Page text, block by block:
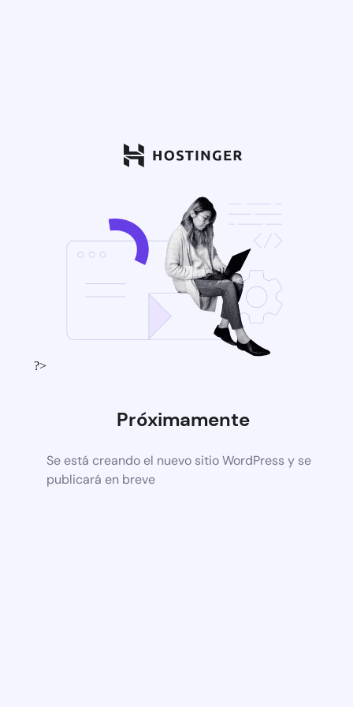
?>
Próximamente
Se está creando el nuevo sitio WordPress y se
publicará en breve